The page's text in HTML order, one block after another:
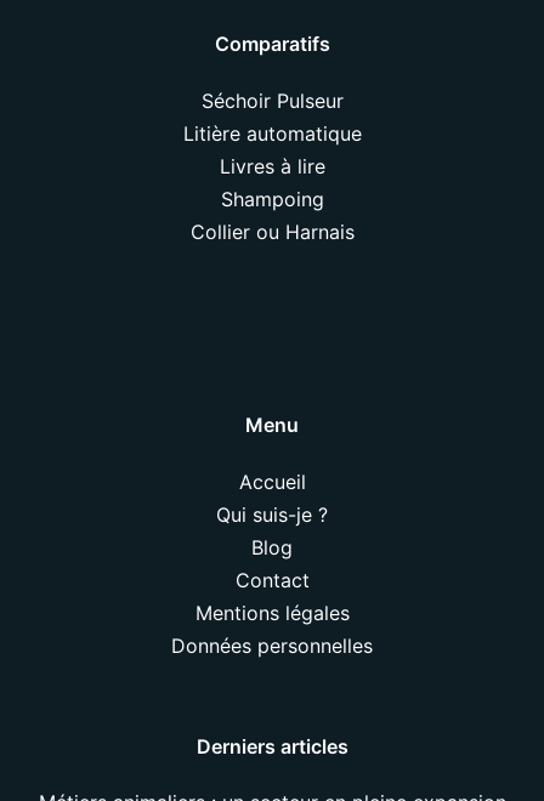
Comparatifs
Séchoir Pulseur
Litière automatique
Livres à lire
Shampoing
Collier ou Harnais
Menu
Accueil
Qui suis-je ?
Blog
Contact
Mentions légales
Données personnelles
Derniers articles